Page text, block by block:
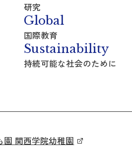
研究
Global
国際教育
Sustainability
持続可能な社会のために
園 関西学院幼稚園